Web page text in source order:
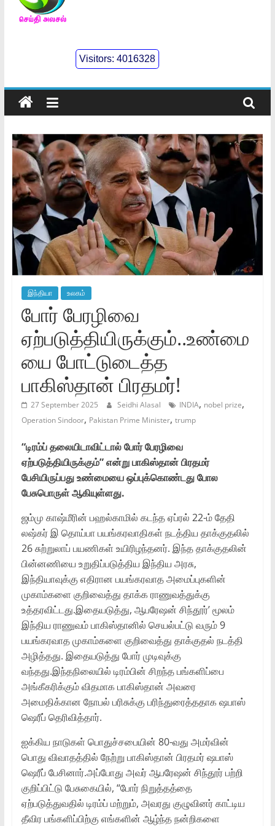
செய்திஅலசல்
Seidhialasal
Tamil
Online
NewsPaper
Visitors:4016328
இந்தியா உலகம்
போர் பேரழிவை
ஏற்படுத்தியிருக்கும்..உண்மை
யை போட்டுடைத்த
பாகிஸ்தான் பிரதமர்!
27 September 2025 Seidhi Alasal INDIA, nobel prize,
Operation Sindoor, Pakistan Prime Minister, trump
“டிரம்ப் தலையிடாவிட்டால் போர் பேரழிவை
ஏற்படுத்தியிருக்கும்” என்று பாகிஸ்தான் பிரதமர்
பேசியிருப்பது உண்மையை ஒப்புக்கொண்டது போல
பேசுபொருள் ஆகியுள்ளது.
ஜம்மு காஷ்மீரின் பஹல்காமில் கடந்த ஏப்ரல் 22-ம் தேதி
லஷ்கர் இ தொய்பா பயங்கரவாதிகள் நடத்திய தாக்குதலில்
26 சுற்றுலாப் பயணிகள் உயிரிழந்தனர். இந்த தாக்குதலின்
பின்னணியை உறுதிப்படுத்திய இந்திய அரசு,
இந்தியாவுக்கு எதிரான பயங்கரவாத அமைப்புகளின்
முகாம்களை குறிவைத்து தாக்க ராணுவத்துக்கு
உத்தரவிட்டது.இதையடுத்து, ஆபரேஷன் சிந்தூர்’ மூலம்
இந்திய ராணுவம் பாகிஸ்தானில் செயல்பட்டு வரும் 9
பயங்கரவாத முகாம்களை குறிவைத்து தாக்குதல் நடத்தி
அழித்தது. இதையடுத்து போர் முடிவுக்கு
வந்தது.இந்தநிலையில் டிரம்பின் சிறந்த பங்களிப்பை
அங்கீகரிக்கும் விதமாக பாகிஸ்தான் அவரை
அமைதிக்கான நோபல் பரிசுக்கு பரிந்துரைத்ததாக ஷபாஸ்
ஷெரீப் தெரிவித்தார்.
ஐக்கிய நாடுகள் பொதுச்சபையின் 80-வது அமர்வின்
பொது விவாதத்தில் நேற்று பாகிஸ்தான் பிரதமர் ஷபாஸ்
ஷெரீப் பேசினார்.அப்போது அவர் ஆபரேஷன் சிந்தூர் பற்றி
குறிப்பிட்டு பேசுகையில், “போர் நிறுத்தத்தை
ஏற்படுத்துவதில் டிரம்ப் மற்றும், அவரது குழுவினர் காட்டிய
தீவிர பங்களிப்பிற்கு எங்களின் ஆழ்ந்த நன்றிகளை